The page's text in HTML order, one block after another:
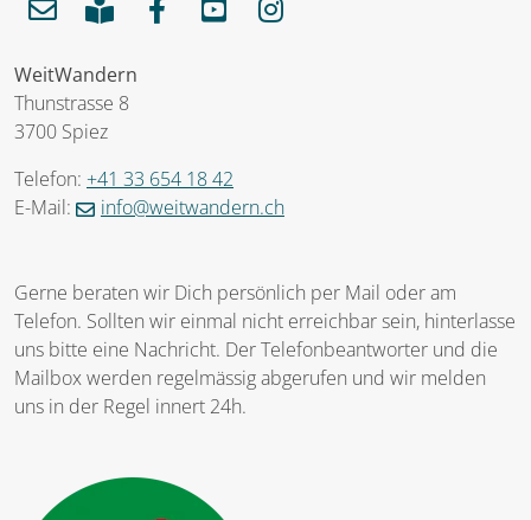
WeitWandern
Thunstrasse 8
3700 Spiez
Telefon: +41 33 654 18 42
E-Mail:
info@weitwandern.ch
Gerne beraten wir Dich persönlich per Mail oder am
Telefon. Sollten wir einmal nicht erreichbar sein, hinterlasse
uns bitte eine Nachricht. Der Telefonbeantworter und die
Mailbox werden regelmässig abgerufen und wir melden
uns in der Regel innert 24h.